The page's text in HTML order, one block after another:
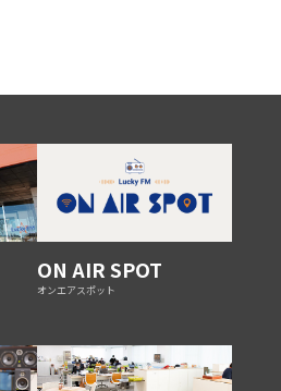
ON AIR SPOT
オンエアスポット